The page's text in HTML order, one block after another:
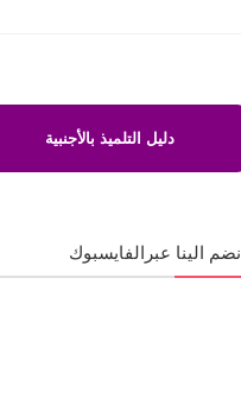
دليل التلميذ بالأجنبية
انضم الينا عبرالفايسبوك